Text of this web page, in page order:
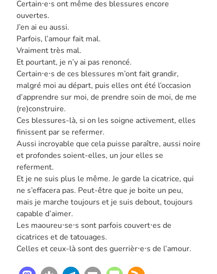
Certain⋅e⋅s ont même des blessures encore
ouvertes.
J’en ai eu aussi.
Parfois, l’amour fait mal.
Vraiment très mal.
Et pourtant, je n’y ai pas renoncé.
Certain⋅e⋅s de ces blessures m’ont fait grandir,
malgré moi au départ, puis elles ont été l’occasion
d’apprendre sur moi, de prendre soin de moi, de me
(re)construire.
Ces blessures-là, si on les soigne activement, elles
finissent par se refermer.
Aussi incroyable que cela puisse paraître, aussi noire
et profondes soient-elles, un jour elles se
referment.
Et je ne suis plus le même. Je garde la cicatrice, qui
ne s’effacera pas. Peut-être que je boite un peu,
mais je marche toujours et je suis debout, toujours
capable d’aimer.
Les maoureu⋅se⋅s sont parfois couvert⋅es de
cicatrices et de tatouages.
Celles et ceux-là sont des guerrièr⋅e⋅s de l’amour.